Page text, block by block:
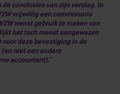
conclusies van zijn verslag. In
vrijwillig een commissaris
wenst gebruik te maken van
het toch meest aangewezen
deze bevestiging in de
niet een andere
accountant).”